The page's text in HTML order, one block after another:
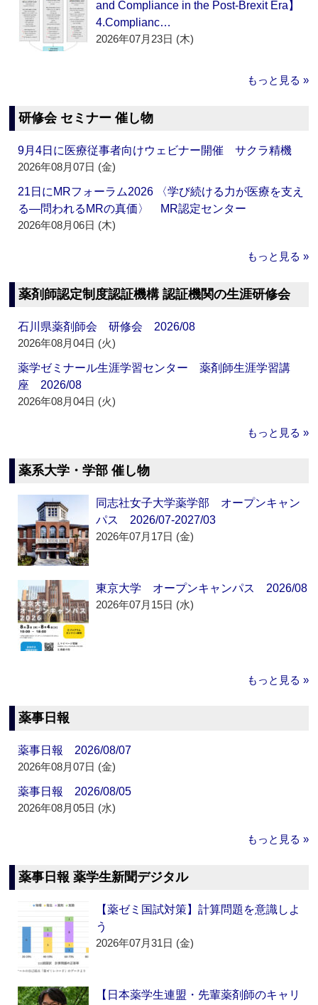
and Compliance in the Post-Brexit Era】
4.Complianc…
2026年07月23日 (木)
もっと見る »
研修会 セミナー 催し物
9月4日に医療従事者向けウェビナー開催 サクラ精機
2026年08月07日 (金)
21日にMRフォーラム2026 〈学び続ける力が医療を支え
る―問われるMRの真価〉 MR認定センター
2026年08月06日 (木)
もっと見る »
薬剤師認定制度認証機構 認証機関の生涯研修会
石川県薬剤師会 研修会 2026/08
2026年08月04日 (火)
薬学ゼミナール生涯学習センター 薬剤師生涯学習講
座 2026/08
2026年08月04日 (火)
もっと見る »
薬系大学・学部 催し物
同志社女子大学薬学部 オープンキャン
パス 2026/07-2027/03
2026年07月17日 (金)
東京大学 オープンキャンパス 2026/08
2026年07月15日 (水)
もっと見る »
薬事日報
薬事日報 2026/08/07
2026年08月07日 (金)
薬事日報 2026/08/05
2026年08月05日 (水)
もっと見る »
薬事日報 薬学生新聞デジタル
【薬ゼミ国試対策】計算問題を意識しよ
う
2026年07月31日 (金)
【日本薬学生連盟・先輩薬剤師のキャリ